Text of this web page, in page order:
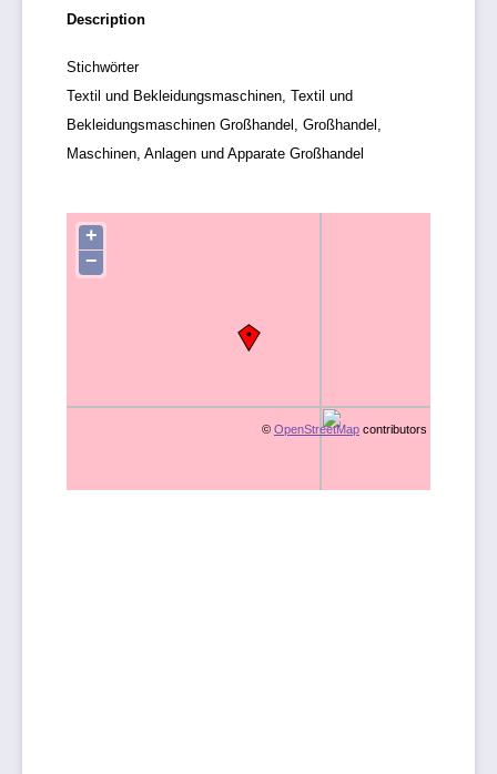
Description
Stichwörter
Textil und Bekleidungsmaschinen, Textil und
Bekleidungsmaschinen Großhandel, Großhandel,
Maschinen, Anlagen und Apparate Großhandel
+
−
© OpenStreetMap contributors